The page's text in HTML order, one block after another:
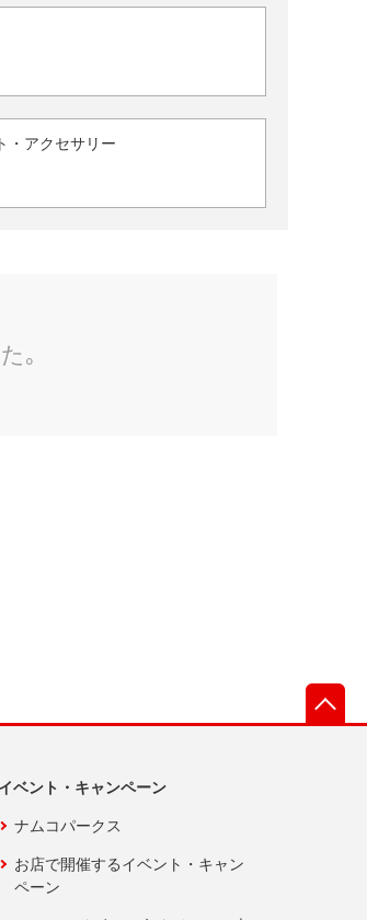
・アクセサリー
イベント・キャンペーン
ナムコパークス
お店で開催するイベント・キャン
ペーン